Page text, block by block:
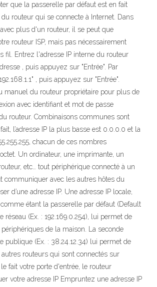
que la passerelle par défaut est en fait
routeur qui se connecte à Internet. Dans
plus d'un routeur, il se peut que
routeur ISP, mais pas nécessairement
fil. Entrez l'adresse IP interne du routeur
, puis appuyez sur "Entrée". Par
, puis appuyez sur "Entrée".
manuel du routeur propriétaire pour plus de
avec identifiant et mot de passe
routeur. Combinaisons communes sont
l’adresse IP la plus basse est 0.0.0.0 et la
chacun de ces nombres
Un ordinateur, une imprimante, un
etc… tout périphérique connecté à un
communiquer avec les autres hôtes du
d’une adresse IP. Une adresse IP locale,
étant la passerelle par défaut (Default
réseau (Ex. : 192.169.0.254), lui permet de
de la maison. La seconde
publique (Ex. : 38.24.12.34) lui permet de
routeurs qui sont connectés sur
fait votre porte d'entrée, le routeur
votre adresse IP Empruntez une adresse IP